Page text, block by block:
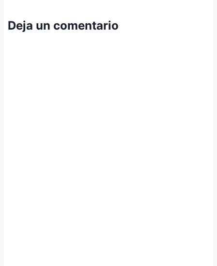
Deja un comentario